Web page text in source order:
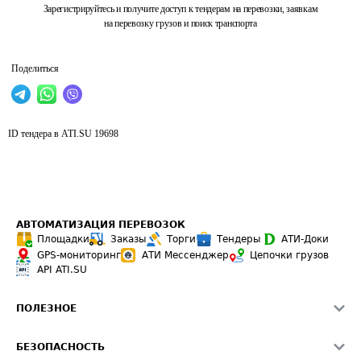
Зарегистрируйтесь и получите доступ к тендерам на перевозки, заявкам
на перевозку грузов и поиск транспорта
Поделиться
ID тендера в ATI.SU 19698
АВТОМАТИЗАЦИЯ ПЕРЕВОЗОК
Площадки
Заказы Торги Тендеры
АТИ-Доки
GPS-мониторинг
АТИ Мессенджер
Цепочки грузов
API ATI.SU
ПОЛЕЗНОЕ
БЕЗОПАСНОСТЬ